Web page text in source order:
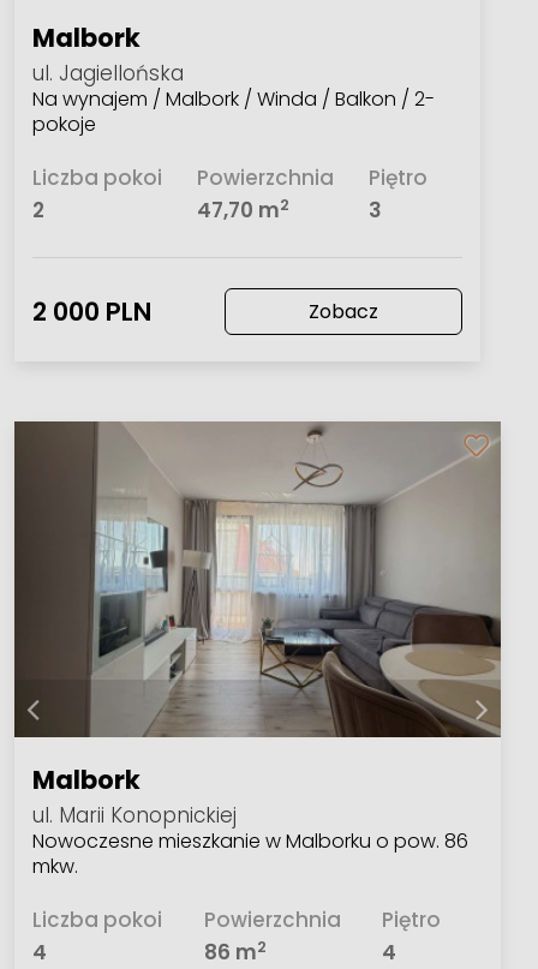
Malbork
ul. Jagiellońska
Na wynajem / Malbork / Winda / Balkon / 2-
pokoje
Liczba pokoi
2
Powierzchnia
47,70 m2
Piętro
3
2 000 PLN Zobacz
Malbork
ul. Marii Konopnickiej
Nowoczesne mieszkanie w Malborku o pow. 86
mkw.
Liczba pokoi
4
Powierzchnia
86 m2
Piętro
4